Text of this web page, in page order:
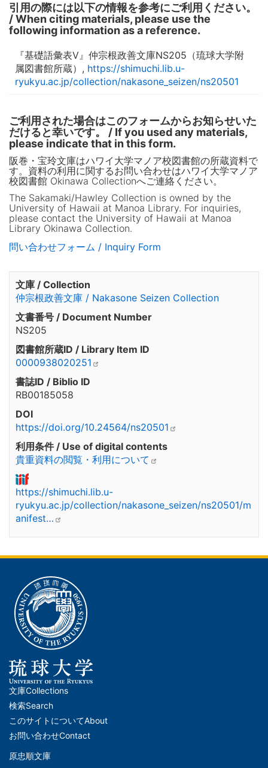
引用の際には以下の情報を参考にご利用ください。
/ When citing materials, please use the
following information as a reference.
『基礎語彙表V』仲宗根政善文庫NS205（琉球大学附
属図書館所蔵）, https://shimuchi.lib.u-
ryukyu.ac.jp/collection/nakasone_seizen/ns20501
ご利用された場合はこのフォームからお知らせいた
だけると幸いです。 / If you used any materials,
please indicate that in this form.
阪巻・宝玲文庫はハワイ大学マノア校図書館の所蔵資料で
す。資料の利用に関するお問い合わせはハワイ大学マノア
校図書館 Okinawa Collectionへご連絡ください。
The Sakamaki/Hawley Collection is owned by the
University of Hawaii at Manoa Library. For inquiries,
please contact the University of Hawaii at Manoa
Library Okinawa Collection.
問い合わせフォーム / Inquiry Form
文庫 / Collection
仲宗根政善文庫 / Nakasone Seizen Collection
文書番号 / Document Number
NS205
図書館所蔵ID / Library Item ID
0000938020251
書誌ID / Biblio ID
RB00185058
DOI
https://doi.org/10.24564/ns20501
利用条件 / Use of digital contents
貴重資料の閲覧・利用について
https://shimuchi.lib.u-
ryukyu.ac.jp/collection/nakasone_seizen/ns20501/m
anifest…
メ
イ
ン
ナ
文庫Collections
検索Search
このサイトについてAbout
お問い合わせContact
原忠順文庫